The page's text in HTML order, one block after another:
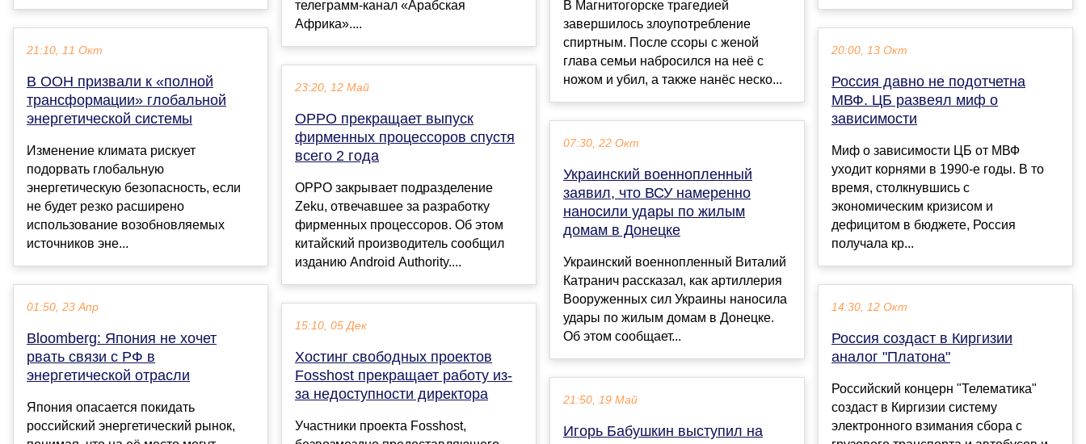
21:10, 11 Окт
В ООН призвали к «полной
трансформации» глобальной
энергетической системы
Изменение климата рискует
подорвать глобальную
энергетическую безопасность, если
не будет резко расширено
использование возобновляемых
источников эне...
01:50, 23 Апр
Bloomberg: Япония не хочет
рвать связи с РФ в
энергетической отрасли
Япония опасается покидать
российский энергетический рынок,
телеграмм-канал «Арабская
Африка»....
23:20, 12 Май
OPPO прекращает выпуск
фирменных процессоров спустя
всего 2 года
OPPO закрывает подразделение
Zeku, отвечавшее за разработку
фирменных процессоров. Об этом
китайский производитель сообщил
изданию Android Authority....
15:10, 05 Дек
Хостинг свободных проектов
Fosshost прекращает работу из-
за недоступности директора
Участники проекта Fosshost,
В Магнитогорске трагедией
завершилось злоупотребление
спиртным. После ссоры с женой
глава семьи набросился на неё с
ножом и убил, а также нанёс неско...
07:30, 22 Окт
Украинский военнопленный
заявил, что ВСУ намеренно
наносили удары по жилым
домам в Донецке
Украинский военнопленный Виталий
Катранич рассказал, как артиллерия
Вооруженных сил Украины наносила
удары по жилым домам в Донецке.
Об этом сообщает...
21:50, 19 Май
Игорь Бабушкин выступил на
20:00, 13 Окт
Россия давно не подотчетна
МВФ. ЦБ развеял миф о
зависимости
Миф о зависимости ЦБ от МВФ
уходит корнями в 1990-е годы. В то
время, столкнувшись с
экономическим кризисом и
дефицитом в бюджете, Россия
получала кр...
14:30, 12 Окт
Россия создаст в Киргизии
аналог "Платона"
Российский концерн "Телематика"
создаст в Киргизии систему
электронного взимания сбора с